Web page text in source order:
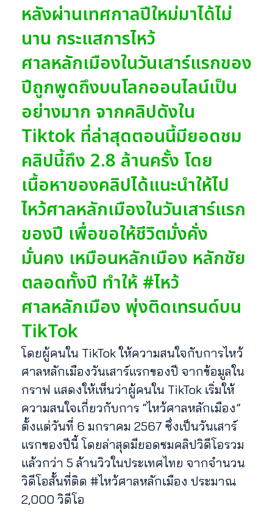
หลังผ่านเทศกาลปีใหม่มาได้ไม่
นาน กระแสการไหว้
ศาลหลักเมืองในวันเสาร์แรกของ
ปีถูกพูดถึงบนโลกออนไลน์เป็น
อย่างมาก จากคลิปดังใน
Tiktok ที่ล่าสุดตอนนี้มียอดชม
คลิปนี้ถึง 2.8 ล้านครั้ง โดย
เนื้อหาของคลิปได้แนะนำให้ไป
ไหว้ศาลหลักเมืองในวันเสาร์แรก
ของปี เพื่อขอให้ชีวิตมั่งคั่ง
มั่นคง เหมือนหลักเมือง หลักชัย
ตลอดทั้งปี ทำให้ #ไหว้
ศาลหลักเมือง พุ่งติดเทรนด์บน
TikTok
โดยผู้คนใน TikTok ให้ความสนใจกับการไหว้
ศาลหลักเมืองวันเสาร์แรกของปี จากข้อมูลใน
กราฟ แสดงให้เห็นว่าผู้คนใน TikTok เริ่มให้
ความสนใจเกี่ยวกับการ “ไหว้ศาลหลักเมือง”
ตั้งแต่วันที่ 6 มกราคม 2567 ซึ่งเป็นวันเสาร์
แรกของปีนี้ โดยล่าสุดมียอดชมคลิปวิดีโอรวม
แล้วกว่า 5 ล้านวิวในประเทศไทย จากจำนวน
วิดีโอสั้นที่ติด #ไหว้ศาลหลักเมือง ประมาณ
2,000 วิดีโอ